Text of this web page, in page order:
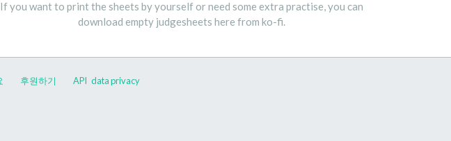
If you want to print the sheets by yourself or need some extra practise, you can
download empty judgesheets here from ko-fi.
후원하기 API data privacy